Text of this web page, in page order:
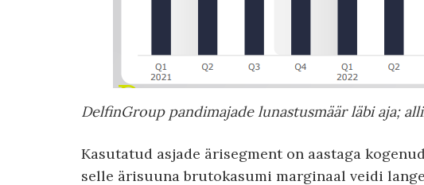
DelfinGroup pandimajade lunastusmäär läbi aja;
Kasutatud asjade ärisegment on aastaga
selle ärisuuna brutokasumi marginaal veidi